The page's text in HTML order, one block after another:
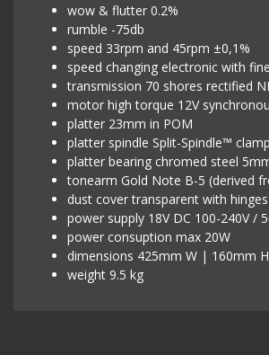
wow & flutter 0.2%
rumble -75db
speed 33rpm and 45rpm ±0,1%
speed changing electronic with
transmission 70 shores rectified
motor high torque 12V
platter 23mm in POM
platter spindle Split-Spindle™
platter bearing chromed steel
tonearm Gold Note B-5 (derived
dust cover transparent with hinges
power supply 18V DC 100-240V /
power consuption max 20W
dimensions 425mm W | 160mm
weight 9.5 kg